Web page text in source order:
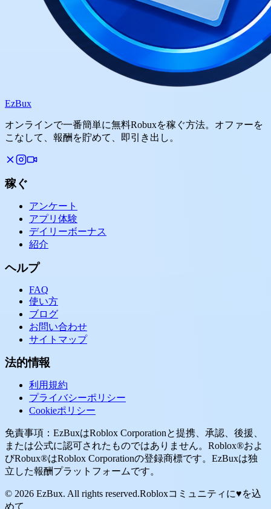
EzBux
オンラインで一番簡単に無料Robuxを稼ぐ方法。オファーを
こなして、報酬を貯めて、即引き出し。
稼ぐ
アンケート
アプリ体験
デイリーボーナス
紹介
ヘルプ
FAQ
使い方
ブログ
お問い合わせ
サイトマップ
法的情報
利用規約
プライバシーポリシー
Cookieポリシー
免責事項：EzBuxはRoblox Corporationと提携、承認、後援、
または公式に認可されたものではありません。Roblox®およ
びRobux®はRoblox Corporationの登録商標です。EzBuxは独
立した報酬プラットフォームです。
© 2026 EzBux. All rights reserved.Robloxコミュニティに♥を込
めて